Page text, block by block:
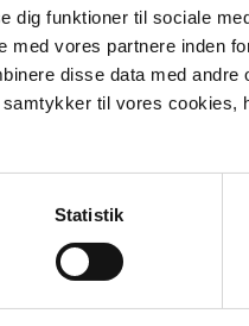
dig funktioner til sociale
vores partnere inden
disse data med andre
til vores
Statistik